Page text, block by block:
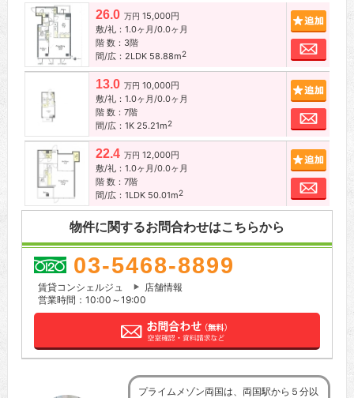
26.0 万円 15,000円
敷/礼：1.0ヶ月/0.0ヶ月
階 数：3階
間/広：2LDK 58.88m2
お問
13.0 万円 10,000円
敷/礼：1.0ヶ月/0.0ヶ月
階 数：7階
間/広：1K 25.21m2
お問
22.4 万円 12,000円
敷/礼：1.0ヶ月/0.0ヶ月
階 数：7階
間/広：1LDK 50.01m2
お問
物件に関するお問合わせはこちらから
03-5468-8899
賃貸コンシェルジュ
店舗情報
営業時間：10:00～19:00
プライムメゾン両国は、両国駅から５分以